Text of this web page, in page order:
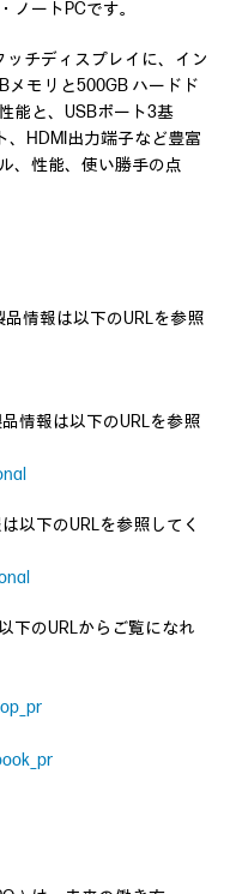
ノートPCです。
ッチディスプレイに、イン
メモリと500GB ハードド
能と、USBポート3基
、HDMI出力端子など豊富
、性能、使い勝手の点
品情報は以下のURLを参照
情報は以下のURLを参照
以下のURLを参照してく
下のURLからご覧になれ